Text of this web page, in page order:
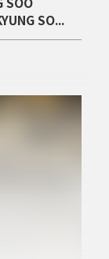
SO...